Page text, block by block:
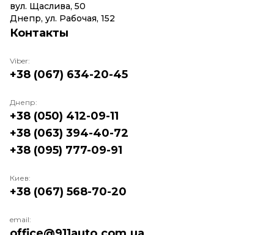
вул. Щаслива, 50
Днепр, ул. Рабочая, 152
Контакты
Viber:
+38 (067) 634-20-45
Днепр:
+38 (050) 412-09-11
+38 (063) 394-40-72
+38 (095) 777-09-91
Киев:
+38 (067) 568-70-20
email: